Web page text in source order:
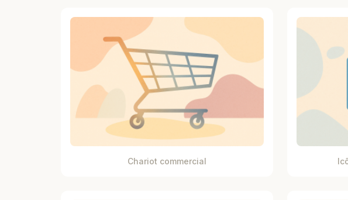
Chariot commercial